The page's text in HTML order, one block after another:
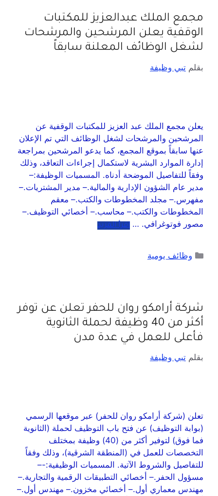
مجمع الملك عبدالعزيز للمكتبات
الوقفية يعلن المرشحين والمرشحات
لشغل الوظائف المعلنة سابقاً
بقلم تبي وظيفة
يعلن مجمع الملك عبد العزيز للمكتبات الوقفية عن
المرشحين والمرشحات لشغل الوظائف التي تم الإعلان
عنها سابقاً بموقع المجمع، كما يدعو المرشحين بمراجعة
إدارة الموارد البشرية لاستكمال إجراءات التعاقد، وذلك
وفقاً للتفاصيل الموضحة أدناه. المسميات الوظيفة:–
مدير عام الشؤون الإدارية والمالية.– مدير المشتريات.–
مفهرس.– مجلد المخطوطات والكتب.– معقم
المخطوطات والكتب.– محاسب.– أخصائي التوظيف.–
مصور فوتوغرافي. … اقرأ المزيد
وظائف يومية
شركة أرامكو روان للحفر تعلن عن توفر
أكثر من 40 وظيفة لحملة الثانوية
فأعلى للعمل في عدة مدن
بقلم تبي وظيفة
تعلن (شركة أرامكو روان للحفر) عبر موقعها الرسمي
(بوابة التوظيف) عن فتح باب التوظيف لحملة (الثانوية
فما فوق) لتوفير أكثر من (40) وظيفة بمختلف
التخصصات للعمل في (المنطقة الشرقية)، وذلك وفقاً
للتفاصيل والشروط الآتية. المسميات الوظيفية:-–
مسؤول الحفر.– أخصائي التطبيقات الرقمية والتجارية.–
مهندس معماري أول.– أخصائي مخزون.– مهندس أول.–